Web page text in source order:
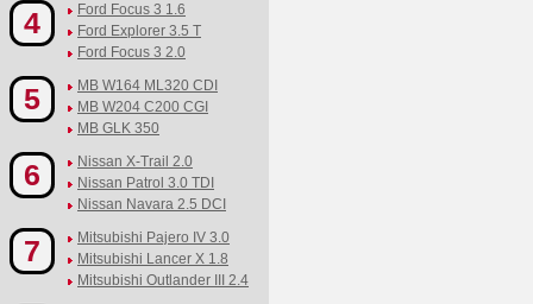
4
Ford Focus 3 1.6
Ford Explorer 3.5 T
Ford Focus 3 2.0
5
MB W164 ML320 CDI
MB W204 C200 CGI
MB GLK 350
6
Nissan X-Trail 2.0
Nissan Patrol 3.0 TDI
Nissan Navara 2.5 DCI
7
Mitsubishi Pajero IV 3.0
Mitsubishi Lancer X 1.8
Mitsubishi Outlander III 2.4